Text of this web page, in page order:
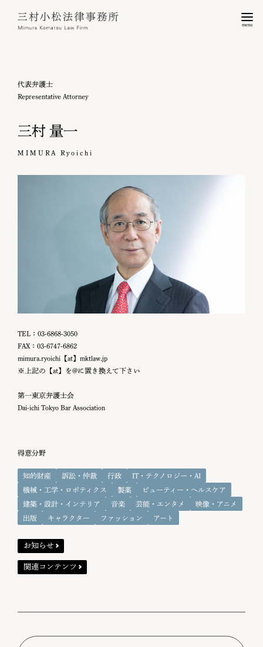
menu
代表弁護士
Representative Attorney
三村 量一
MIMURA Ryoichi
TEL：03-6868-3050
FAX：03-6747-6862
mimura.ryoichi【at】mktlaw.jp
※上記の【at】を@に置き換えて下さい
第一東京弁護士会
Dai-ichi Tokyo Bar Association
得意分野
知的財産 訴訟・仲裁 行政
IT・テクノロジー・AI
機械・工学・ロボティクス
製薬
ビューティー・ヘルスケア
建築・設計・インテリア
音楽 芸能・エンタメ
映像・アニメ
出版
キャラクター ファッション アート
お知らせ
関連コンテンツ